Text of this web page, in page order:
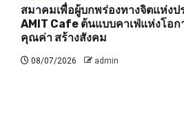
สมาคมเพื่อผู้บกพร่องทางจิตแห่งป
AMIT Cafe ต้นแบบคาเฟ่แห่งโอก
คุณค่า สร้างสังคม
08/07/2026 admin